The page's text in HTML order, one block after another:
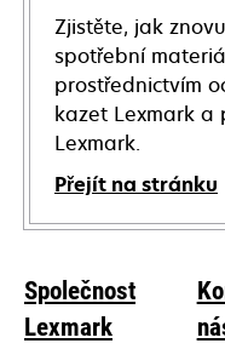
Zjistěte, jak
spotřební
prostřednictvím
kazet Lexmark a
Lexmark.
Přejít na stránku
Společnost
Lexmark